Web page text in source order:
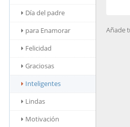
Día del padre
para Enamorar
Felicidad
Graciosas
Inteligentes
Lindas
Motivación
Añade